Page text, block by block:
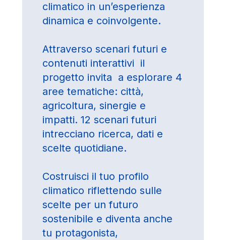
climatico in un’esperienza
dinamica e coinvolgente.
Attraverso scenari futuri e
contenuti interattivi il
progetto invita a esplorare 4
aree tematiche: città,
agricoltura, sinergie e
impatti. 12 scenari futuri
intrecciano ricerca, dati e
scelte quotidiane.
Costruisci il tuo profilo
climatico riflettendo sulle
scelte per un futuro
sostenibile e diventa anche
tu protagonista,